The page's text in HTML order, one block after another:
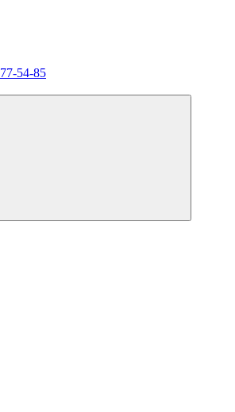
54-85